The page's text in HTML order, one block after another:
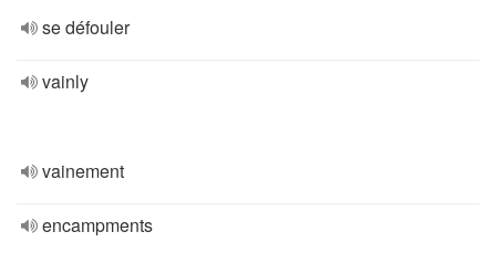
se défouler
vainly
vainement
encampments